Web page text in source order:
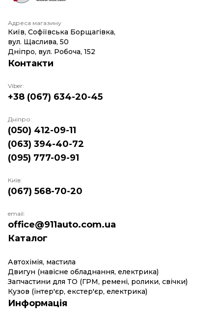
Адреса магазину
Київ, Софіївська Борщагівка,
вул. Щаслива, 50
Дніпро, вул. Робоча, 152
Каталог
Автохімія, мастила
Двигун (навісне обладнання, електрика)
Запчастини для ТО (ГРМ, ремені, ролики, свічки)
Кузов (інтер'єр, екстер'єр, електрика)
Информація
Контакти
Viber:
+38 (067) 634-20-45
Дніпро:
(050) 412-09-11
(063) 394-40-72
(095) 777-09-91
Київ:
(067) 568-70-20
email:
office@911auto.com.ua